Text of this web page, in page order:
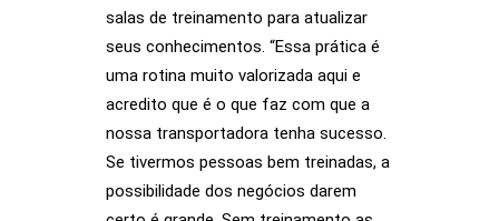
salas de treinamento para atualizar
seus conhecimentos. “Essa prática é
uma rotina muito valorizada aqui e
acredito que é o que faz com que a
nossa transportadora tenha sucesso.
Se tivermos pessoas bem treinadas, a
possibilidade dos negócios darem